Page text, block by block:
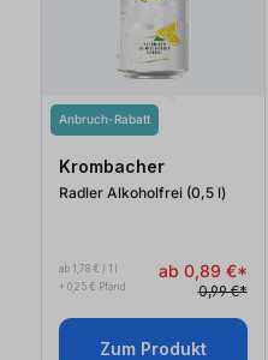
Anbruch-Rabatt
Krombacher
Radler Alkoholfrei (0,5 l)
ab 1,78 € / 1 l
+ 0,25 € Pfand
ab 0,89 €*
0,99 €*
Zum Produkt